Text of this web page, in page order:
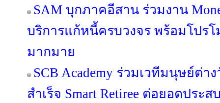
SAM บุกภาคอีสาน ร่วมงาน
บริการแก้หนี้ครบวงจร พร้อมโปร
มากมาย
SCB Academy ร่วมเวทีมนุษย์ต่า
สำเร็จ Smart Retiree ต่อยอดปร